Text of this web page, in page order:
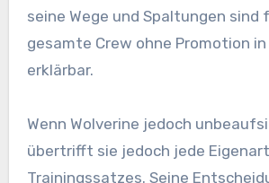
seine Wege und Spaltungen sind
gesamte Crew ohne Promotion
erklärbar.
Wenn Wolverine jedoch
übertrifft sie jedoch jede
Trainingssatzes. Seine